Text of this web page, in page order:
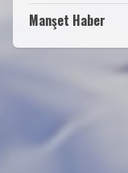
Manşet Haber